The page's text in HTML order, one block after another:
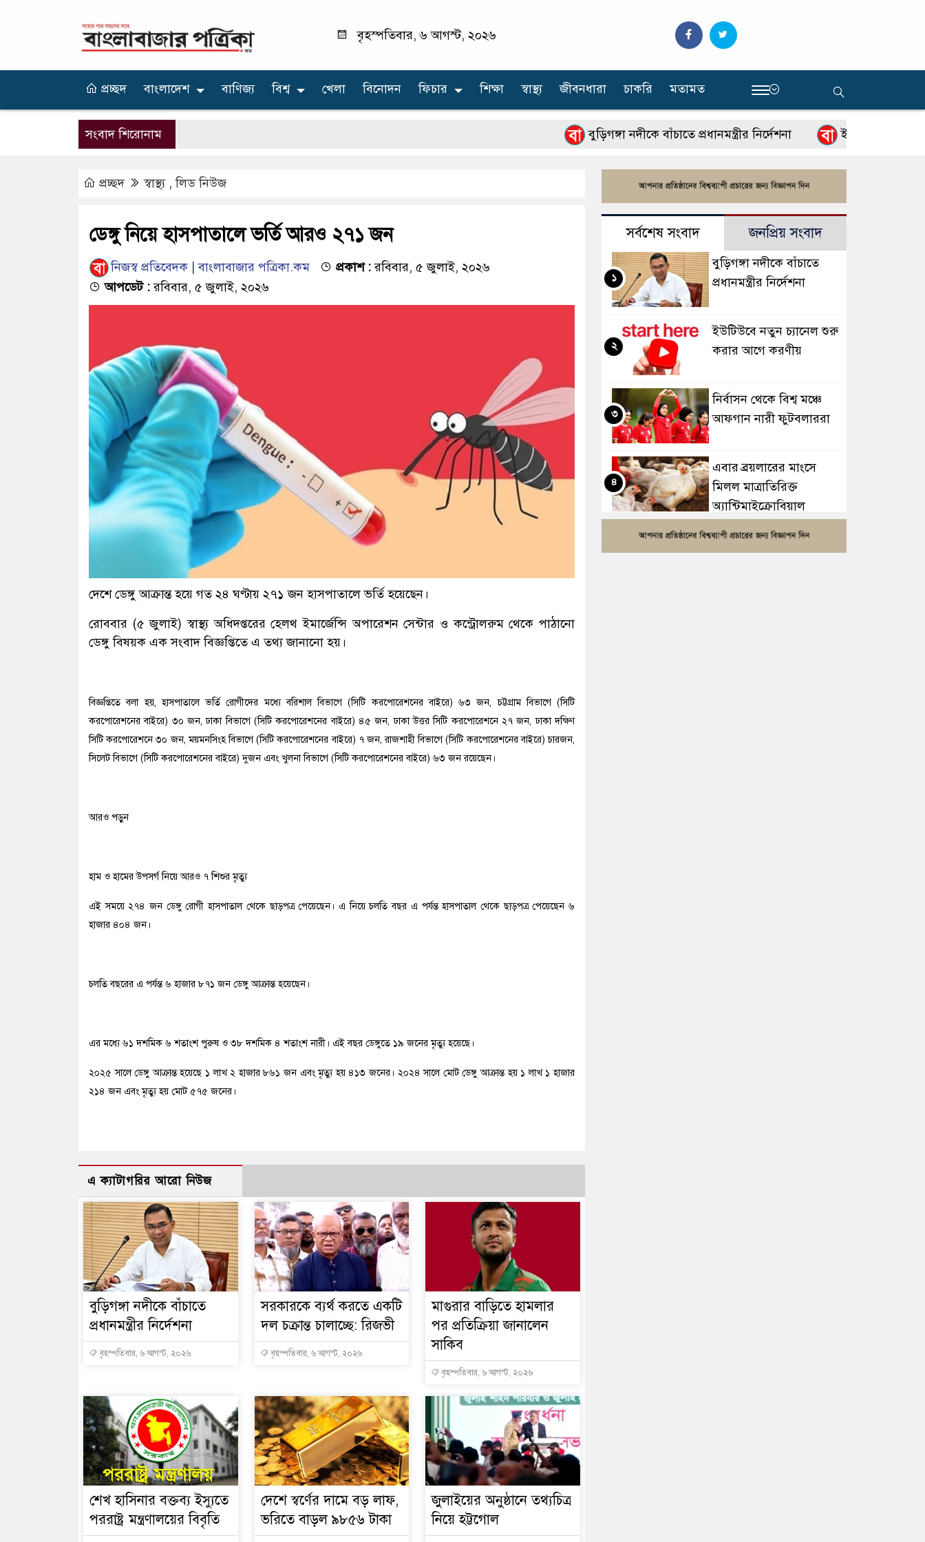
বৃহস্পতিবার, ৬ আগস্ট, ২০২৬
প্রচ্ছদ বাংলাদেশ বাণিজ্য বিশ্ব খেলা বিনোদন ফিচার শিক্ষা স্বাস্থ্য জীবনধারা চাকরি মতামত ‍
সংবাদ শিরোনাম বুড়িগঙ্গা নদীকে বাঁচাতে প্রধানমন্ত্রীর নির্দেশনা ইউটিউবে নতুন
প্রচ্ছদ স্বাস্থ্য,লিড নিউজ
ডেঙ্গু নিয়ে হাসপাতালে ভর্তি আরও ২৭১ জন
নিজস্ব প্রতিবেদক | বাংলাবাজার পত্রিকা.কম প্রকাশ :রবিবার, ৫ জুলাই, ২০২৬
আপডেট :রবিবার, ৫ জুলাই, ২০২৬
দেশে ডেঙ্গু আক্রান্ত হয়ে গত ২৪ ঘণ্টায় ২৭১ জন হাসপাতালে ভর্তি হয়েছেন।
রোববার (৫ জুলাই) স্বাস্থ্য অধিদপ্তরের হেলথ ইমার্জেন্সি অপারেশন সেন্টার ও কন্ট্রোলরুম থেকে পাঠানো
ডেঙ্গু বিষয়ক এক সংবাদ বিজ্ঞপ্তিতে এ তথ্য জানানো হয়।
বিজ্ঞপ্তিতে বলা হয়, হাসপাতালে ভর্তি রোগীদের মধ্যে বরিশাল বিভাগে (সিটি করপোরেশনের বাইরে) ৬৩ জন, চট্টগ্রাম বিভাগে (সিটি
করপোরেশনের বাইরে) ৩০ জন, ঢাকা বিভাগে (সিটি করপোরেশনের বাইরে) ৪৫ জন, ঢাকা উত্তর সিটি করপোরেশনে ২৭ জন, ঢাকা দক্ষিণ
সিটি করপোরেশনে ৩০ জন, ময়মনসিংহ বিভাগে (সিটি করপোরেশনের বাইরে) ৭ জন, রাজশাহী বিভাগে (সিটি করপোরেশনের বাইরে) চারজন,
সিলেট বিভাগে (সিটি করপোরেশনের বাইরে) দুজন এবং খুলনা বিভাগে (সিটি করপোরেশনের বাইরে) ৬৩ জন রয়েছেন।
আরও পড়ুন
হাম ও হামের উপসর্গ নিয়ে আরও ৭ শিশুর মৃত্যু
এই সময়ে ২৭৪ জন ডেঙ্গু রোগী হাসপাতাল থেকে ছাড়পত্র পেয়েছেন। এ নিয়ে চলতি বছর এ পর্যন্ত হাসপাতাল থেকে ছাড়পত্র পেয়েছেন ৬
হাজার ৪০৪ জন।
চলতি বছরের এ পর্যন্ত ৬ হাজার ৮৭১ জন ডেঙ্গু আক্রান্ত হয়েছেন।
এর মধ্যে ৬১ দশমিক ৬ শতাংশ পুরুষ ও ৩৮ দশমিক ৪ শতাংশ নারী। এই বছর ডেঙ্গুতে ১৯ জনের মৃত্যু হয়েছে।
২০২৫ সালে ডেঙ্গু আক্রান্ত হয়েছে ১ লাখ ২ হাজার ৮৬১ জন এবং মৃত্যু হয় ৪১৩ জনের। ২০২৪ সালে মোট ডেঙ্গু আক্রান্ত হয় ১ লাখ ১ হাজার
২১৪ জন এবং মৃত্যু হয় মোট ৫৭৫ জনের।
এ ক্যাটাগরির আরো নিউজ
বুড়িগঙ্গা নদীকে বাঁচাতে
প্রধানমন্ত্রীর নির্দেশনা
বৃহস্পতিবার, ৬ আগস্ট, ২০২৬
সরকারকে ব্যর্থ করতে একটি
দল চক্রান্ত চালাচ্ছে: রিজভী
বৃহস্পতিবার, ৬ আগস্ট, ২০২৬
মাগুরার বাড়িতে হামলার
পর প্রতিক্রিয়া জানালেন
সাকিব
বৃহস্পতিবার, ৬ আগস্ট, ২০২৬
শেখ হাসিনার বক্তব্য ইস্যুতে
পররাষ্ট্র মন্ত্রণালয়ের বিবৃতি
দেশে স্বর্ণের দামে বড় লাফ,
ভরিতে বাড়ল ৯৮৫৬ টাকা
জুলাইয়ের অনুষ্ঠানে তথ্যচিত্র
নিয়ে হট্টগোল
সর্বশেষ সংবাদ জনপ্রিয় সংবাদ
বুড়িগঙ্গা নদীকে বাঁচাতে
প্রধানমন্ত্রীর নির্দেশনা
১
ইউটিউবে নতুন চ্যানেল শুরু
করার আগে করণীয়
২
নির্বাসন থেকে বিশ্ব মঞ্চে
আফগান নারী ফুটবলাররা
৩
এবার ব্রয়লারের মাংসে
মিলল মাত্রাতিরিক্ত
অ্যান্টিমাইক্রোবিয়াল
৪
হরমুজে নতুন নৌপথে
৫